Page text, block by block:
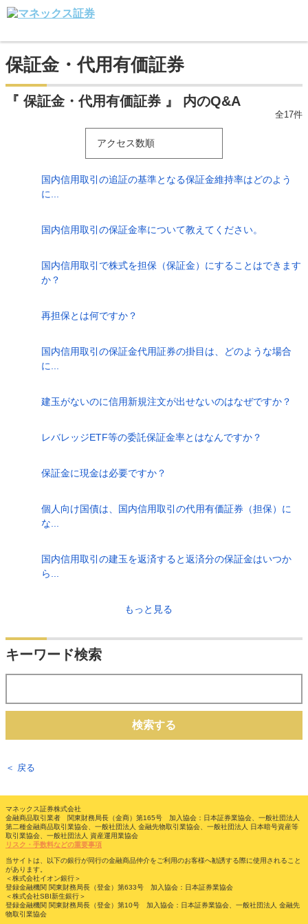
保証金・代用有価証券
『 保証金・代用有価証券 』 内のQ&A
全17件
アクセス数順
国内信用取引の追証の基準となる保証金維持率はどのよう
に...
国内信用取引の保証金率について教えてください。
国内信用取引で株式を担保（保証金）にすることはできます
か？
再担保とは何ですか？
国内信用取引の保証金代用証券の掛目は、どのような場合
に...
建玉がないのに信用新規注文が出せないのはなぜですか？
レバレッジETF等の委託保証金率とはなんですか？
保証金に現金は必要ですか？
個人向け国債は、国内信用取引の代用有価証券（担保）に
な...
国内信用取引の建玉を返済すると返済分の保証金はいつか
ら...
もっと見る
キーワード検索
検索する
＜ 戻る
マネックス証券株式会社
金融商品取引業者 関東財務局長（金商）第165号 加入協会：日本証券業協会、一般社団法人
第二種金融商品取引業協会、一般社団法人 金融先物取引業協会、一般社団法人 日本暗号資産等
取引業協会、一般社団法人 資産運用業協会
リスク・手数料などの重要事項
当サイトは、以下の銀行が同行の金融商品仲介をご利用のお客様へ勧誘する際に使用されること
があります。
＜株式会社イオン銀行＞
登録金融機関 関東財務局長（登金）第633号 加入協会：日本証券業協会
＜株式会社SBI新生銀行＞
登録金融機関 関東財務局長（登金）第10号 加入協会：日本証券業協会、一般社団法人 金融先
物取引業協会